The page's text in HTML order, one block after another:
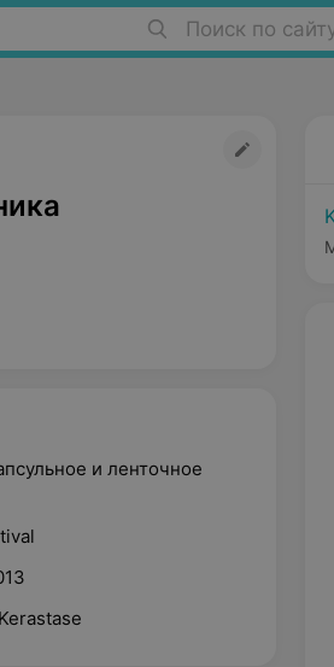
Поиск по
и ленточное